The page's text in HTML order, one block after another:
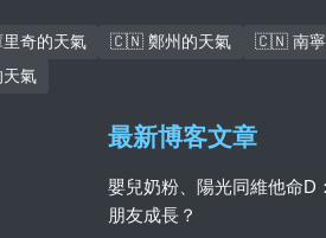
奇的天氣 🇨🇳 鄭州的天氣
🇨🇳 南寧
氣
最新博客文章
嬰兒奶粉、陽光同維他命D
朋友成長？